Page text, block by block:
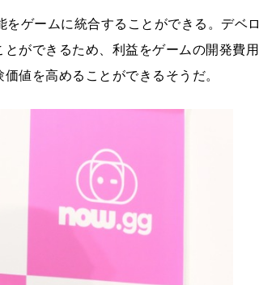
ゲームに統合することができる。デベロ
ができるため、利益をゲームの開発費用
値を高めることができるそうだ。